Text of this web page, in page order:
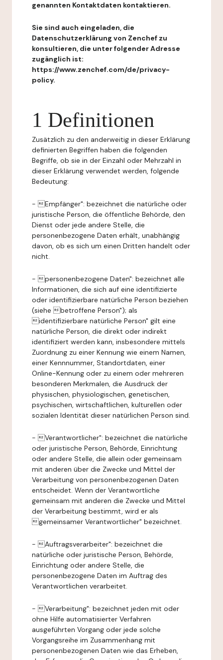
genannten Kontaktdaten kontaktieren.
Sie sind auch eingeladen, die
Datenschutzerklärung von Zenchef zu
konsultieren, die unter folgender Adresse
zugänglich ist:
https://www.zenchef.com/de/privacy-
policy.
1 Definitionen
Zusätzlich zu den anderweitig in dieser Erklärung
definierten Begriffen haben die folgenden
Begriffe, ob sie in der Einzahl oder Mehrzahl in
dieser Erklärung verwendet werden, folgende
Bedeutung:
- Empfänger": bezeichnet die natürliche oder
juristische Person, die öffentliche Behörde, den
Dienst oder jede andere Stelle, die
personenbezogene Daten erhält, unabhängig
davon, ob es sich um einen Dritten handelt oder
nicht.
- personenbezogene Daten": bezeichnet alle
Informationen, die sich auf eine identifizierte
oder identifizierbare natürliche Person beziehen
(siehe betroffene Person"); als
identifizierbare natürliche Person" gilt eine
natürliche Person, die direkt oder indirekt
identifiziert werden kann, insbesondere mittels
Zuordnung zu einer Kennung wie einem Namen,
einer Kennnummer, Standortdaten, einer
Online-Kennung oder zu einem oder mehreren
besonderen Merkmalen, die Ausdruck der
physischen, physiologischen, genetischen,
psychischen, wirtschaftlichen, kulturellen oder
sozialen Identität dieser natürlichen Person sind.
- Verantwortlicher": bezeichnet die natürliche
oder juristische Person, Behörde, Einrichtung
oder andere Stelle, die allein oder gemeinsam
mit anderen über die Zwecke und Mittel der
Verarbeitung von personenbezogenen Daten
entscheidet. Wenn der Verantwortliche
gemeinsam mit anderen die Zwecke und Mittel
der Verarbeitung bestimmt, wird er als
gemeinsamer Verantwortlicher" bezeichnet.
- Auftragsverarbeiter": bezeichnet die
natürliche oder juristische Person, Behörde,
Einrichtung oder andere Stelle, die
personenbezogene Daten im Auftrag des
Verantwortlichen verarbeitet.
- Verarbeitung": bezeichnet jeden mit oder
ohne Hilfe automatisierter Verfahren
ausgeführten Vorgang oder jede solche
Vorgangsreihe im Zusammenhang mit
personenbezogenen Daten wie das Erheben,